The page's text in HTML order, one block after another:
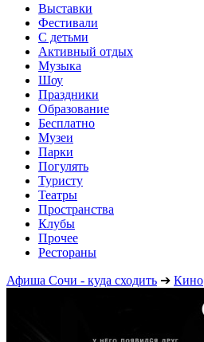
Выставки
Фестивали
С детьми
Активный отдых
Музыка
Шоу
Праздники
Образование
Бесплатно
Музеи
Парки
Погулять
Туристу
Театры
Пространства
Клубы
Прочее
Рестораны
Афиша Сочи - куда сходить ➔ Кино